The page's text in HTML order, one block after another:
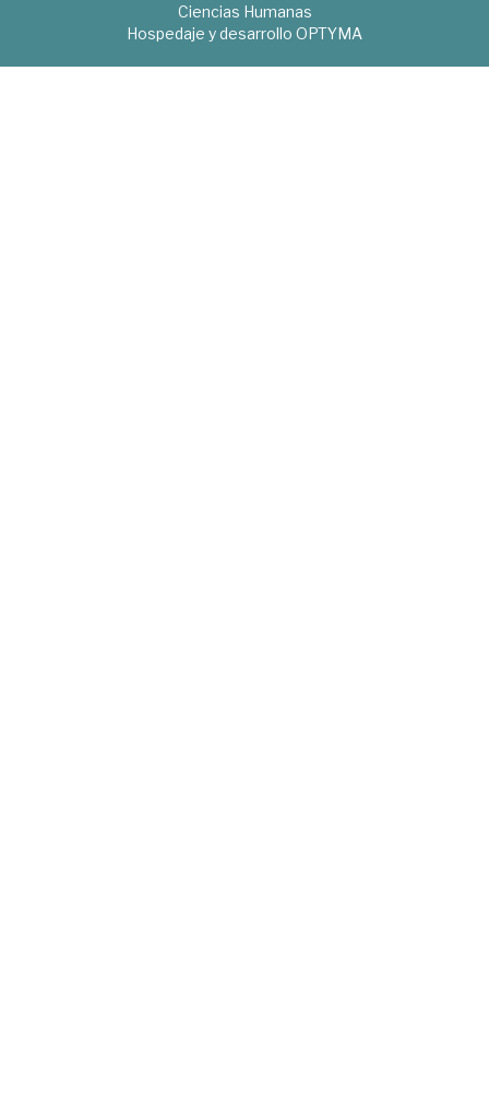
Ciencias Humanas
Hospedaje y desarrollo OPTYMA